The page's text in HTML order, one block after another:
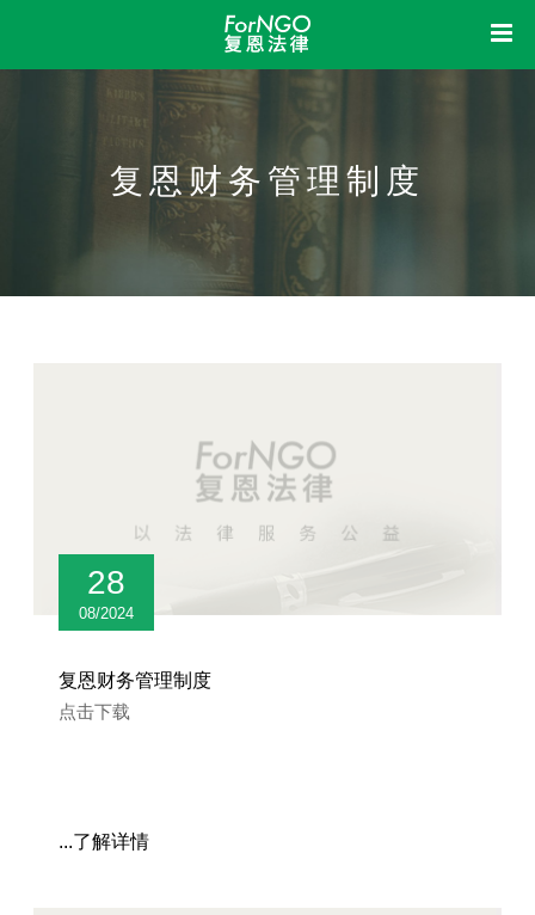
关于我们
组织架构
机构制度
信息公开
业务活动
荣誉资质
法律体检
法律咨询
法律培训
加入我们
复恩财务管理制度
28
08/2024
复恩财务管理制度
点击下载
...了解详情